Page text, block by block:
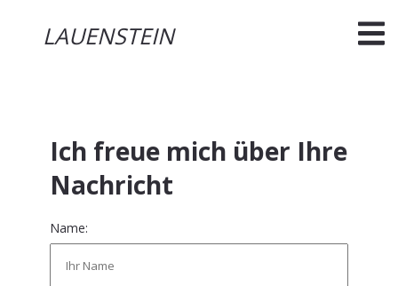
LAUENSTEINLAUENSTEIN
Ich freue mich über Ihre
Nachricht
Name: